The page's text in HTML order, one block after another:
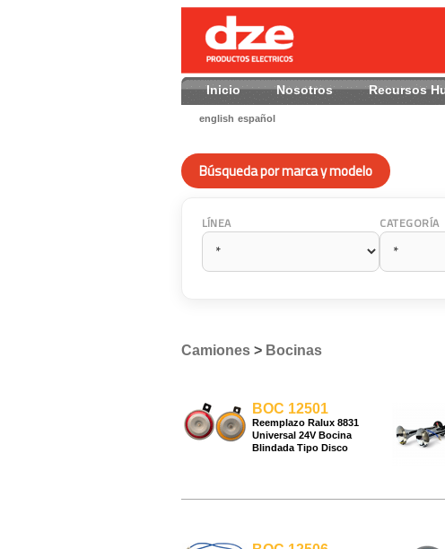
Inicio Nosotros Recursos
english español
Búsqueda por marca y modelo
LÍNEA CATEGORÍA
Camiones> Bocinas
BOC 12501
Reemplazo Ralux 8831
Universal 24V Bocina
Blindada Tipo Disco